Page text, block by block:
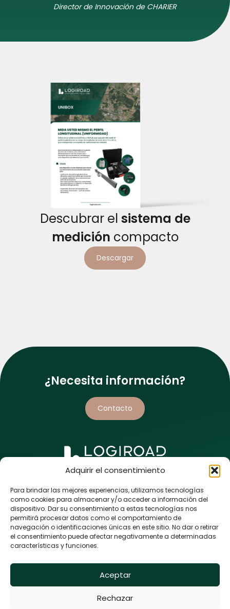
Adquirir el consentimiento
Para brindar las mejores experiencias, utilizamos tecnologías
como cookies para almacenar y/o acceder a información del
dispositivo. Dar su consentimiento a estas tecnologías nos
permitirá procesar datos como el comportamiento de
navegación o identificaciones únicas en este sitio. No dar o retirar
el consentimiento puede afectar negativamente a determinadas
características y funciones.
Aceptar
Rechazar
Director de Innovación de CHARIER
Descubrar el sistema de
medición compacto
Descargar
¿Necesita información?
Contacto
5 rue de l’Enclose
44118 La Chevrolière
FRANCIA
+33 (0)9 80 86 43 98
Logiroad © 2024
Política de privacidad y menciones legales